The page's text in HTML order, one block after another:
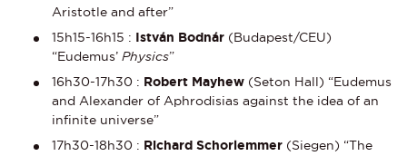
Aristotle and after”
15h15-16h15 : István Bodnár (Budapest/CEU)
“Eudemus’Physics”
16h30-17h30 : Robert Mayhew (Seton Hall) “Eudemus
and Alexander of Aphrodisias against the idea of an
infinite universe”
17h30-18h30 : Richard Schorlemmer (Siegen) “The